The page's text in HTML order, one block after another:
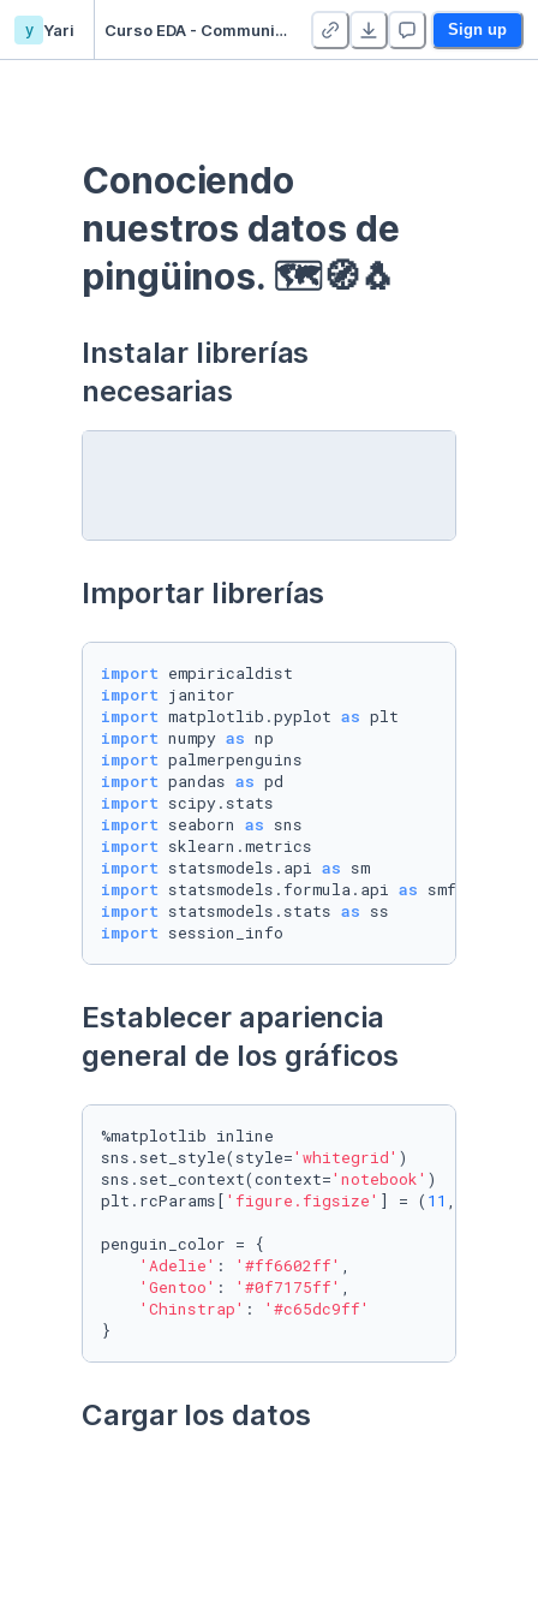
y Yari Curso EDA - Communication - Duplicate Sign up
Conociendo
nuestros datos de
pingüinos. 🗺🧭🐧
Instalar librerías
necesarias
Importar librerías
import
import
import matplotlib.pyplot as
import numpy as
import
import pandas as
import
import seaborn as
import
import statsmodels.api as
import statsmodels.formula.api as
import statsmodels.stats as
import session_info
Establecer apariencia
general de los gráficos
%matplotlib inline
sns.set_style(style='whitegrid' )
sns.set_context(context='notebook' )
plt.rcParams[ 'figure.figsize' ] = ( 11 ,
penguin_color = {
'Adelie' : '#ff6602ff' ,
'Gentoo' : '#0f7175ff' ,
'Chinstrap' :
'#c65dc9ff'
}
Cargar los datos